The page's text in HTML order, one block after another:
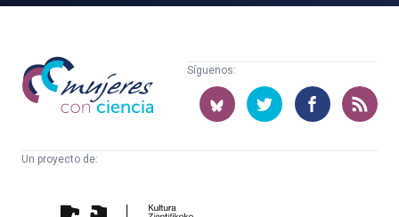
Mujeres
con
ciencia
Síguenos:
Un proyecto de: